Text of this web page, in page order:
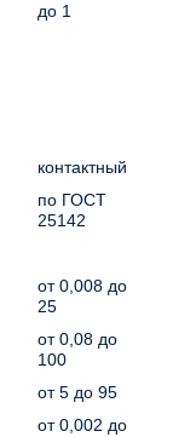
до 1
контактный
по ГОСТ
25142
от 0,008 до
25
от 0,08 до
100
от 5 до 95
от 0,002 до